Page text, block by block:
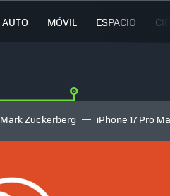
AUTO MÓVIL ESPACIO
Mark Zuckerberg iPhone 17 Pro